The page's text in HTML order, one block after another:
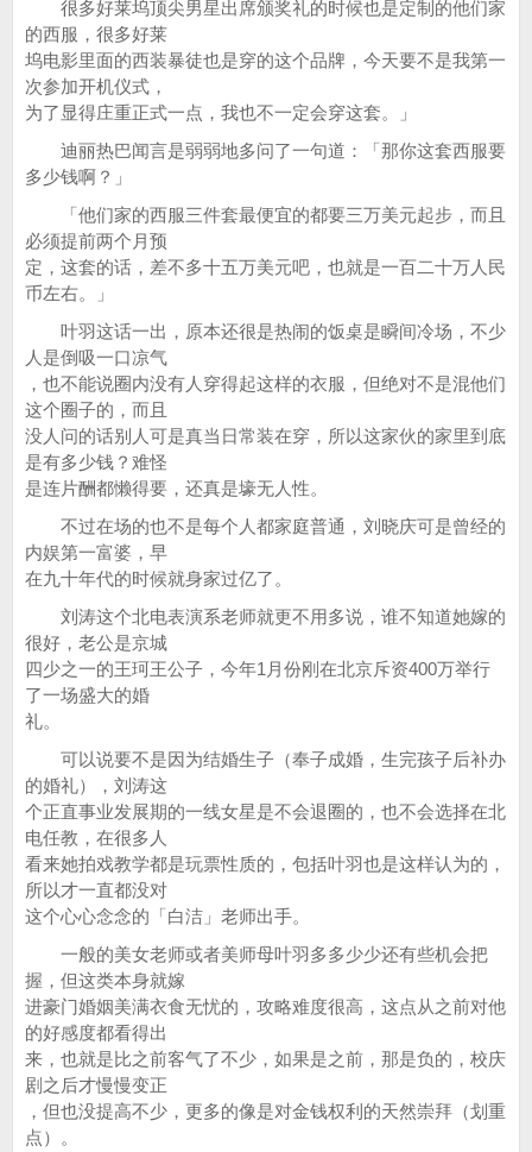
很多好莱坞顶尖男星出席颁奖礼的时候也是定制的他们家
的西服，很多好莱
坞电影里面的西装暴徒也是穿的这个品牌，今天要不是我第一
次参加开机仪式，
为了显得庄重正式一点，我也不一定会穿这套。」
迪丽热巴闻言是弱弱地多问了一句道：「那你这套西服要
多少钱啊？」
「他们家的西服三件套最便宜的都要三万美元起步，而且
必须提前两个月预
定，这套的话，差不多十五万美元吧，也就是一百二十万人民
币左右。」
叶羽这话一出，原本还很是热闹的饭桌是瞬间冷场，不少
人是倒吸一口凉气
，也不能说圈内没有人穿得起这样的衣服，但绝对不是混他们
这个圈子的，而且
没人问的话别人可是真当日常装在穿，所以这家伙的家里到底
是有多少钱？难怪
是连片酬都懒得要，还真是壕无人性。
不过在场的也不是每个人都家庭普通，刘晓庆可是曾经的
内娱第一富婆，早
在九十年代的时候就身家过亿了。
刘涛这个北电表演系老师就更不用多说，谁不知道她嫁的
很好，老公是京城
四少之一的王珂王公子，今年1月份刚在北京斥资400万举行
了一场盛大的婚
礼。
可以说要不是因为结婚生子（奉子成婚，生完孩子后补办
的婚礼），刘涛这
个正直事业发展期的一线女星是不会退圈的，也不会选择在北
电任教，在很多人
看来她拍戏教学都是玩票性质的，包括叶羽也是这样认为的，
所以才一直都没对
这个心心念念的「白洁」老师出手。
一般的美女老师或者美师母叶羽多多少少还有些机会把
握，但这类本身就嫁
进豪门婚姻美满衣食无忧的，攻略难度很高，这点从之前对他
的好感度都看得出
来，也就是比之前客气了不少，如果是之前，那是负的，校庆
剧之后才慢慢变正
，但也没提高不少，更多的像是对金钱权利的天然崇拜（划重
点）。